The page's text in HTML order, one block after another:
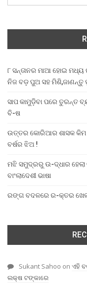
୮ ସନ୍ତାନର ମାଆ ହୋଇ ମଧ୍ୟ
ନିଜ ବଡ଼ ପୁଅ ସହ ମିଶି,ଜାଣନ୍ତୁ
ସାପ କାମୁଡ଼ିବା ପରେ ତୁରନ୍ତ
ବି-ଷ
ଉତ୍ତର କୋରିଆର ଶାସକ କିମ
ବର୍ଷର ଝିଅ !
ମଝି ସମୁଦ୍ରରୁ ଉ-ଦ୍ଧାର ହେଲା
ବାଂଲାଦେଶୀ ଭାଷା
ରଙ୍ଗ ବଦଳରେ ର-କ୍ତର
Sukant Sahoo on ଏହି
ଲକ୍ଷ ଟଙ୍କାରେ